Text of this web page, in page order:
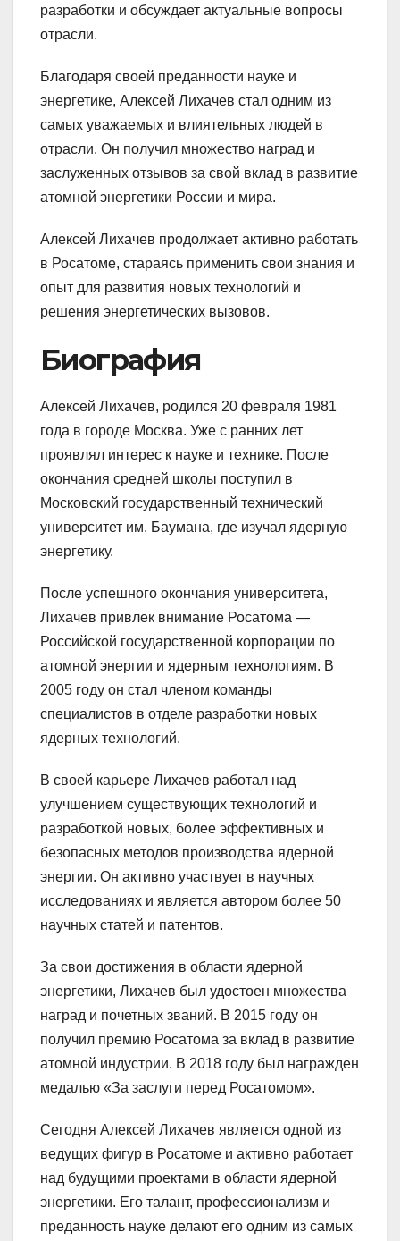
разработки и обсуждает актуальные вопросы
отрасли.
Благодаря своей преданности науке и
энергетике, Алексей Лихачев стал одним из
самых уважаемых и влиятельных людей в
отрасли. Он получил множество наград и
заслуженных отзывов за свой вклад в развитие
атомной энергетики России и мира.
Алексей Лихачев продолжает активно работать
в Росатоме, стараясь применить свои знания и
опыт для развития новых технологий и
решения энергетических вызовов.
Биография
Алексей Лихачев, родился 20 февраля 1981
года в городе Москва. Уже с ранних лет
проявлял интерес к науке и технике. После
окончания средней школы поступил в
Московский государственный технический
университет им. Баумана, где изучал ядерную
энергетику.
После успешного окончания университета,
Лихачев привлек внимание Росатома —
Российской государственной корпорации по
атомной энергии и ядерным технологиям. В
2005 году он стал членом команды
специалистов в отделе разработки новых
ядерных технологий.
В своей карьере Лихачев работал над
улучшением существующих технологий и
разработкой новых, более эффективных и
безопасных методов производства ядерной
энергии. Он активно участвует в научных
исследованиях и является автором более 50
научных статей и патентов.
За свои достижения в области ядерной
энергетики, Лихачев был удостоен множества
наград и почетных званий. В 2015 году он
получил премию Росатома за вклад в развитие
атомной индустрии. В 2018 году был награжден
медалью «За заслуги перед Росатомом».
Сегодня Алексей Лихачев является одной из
ведущих фигур в Росатоме и активно работает
над будущими проектами в области ядерной
энергетики. Его талант, профессионализм и
преданность науке делают его одним из самых